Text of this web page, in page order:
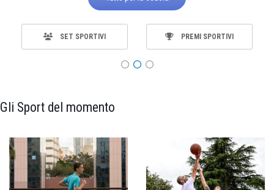
SET SPORTIVI PREMI SPORTIVI
Gli Sport del momento